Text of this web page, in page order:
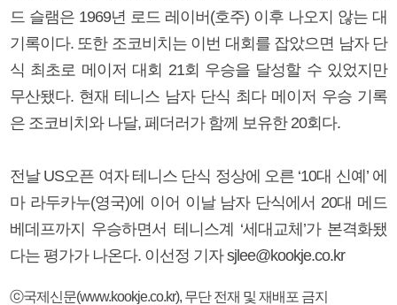
드 슬램은 1969년 로드 레이버(호주) 이후 나오지 않는 대
기록이다. 또한 조코비치는 이번 대회를 잡았으면 남자 단
식 최초로 메이저 대회 21회 우승을 달성할 수 있었지만
무산됐다. 현재 테니스 남자 단식 최다 메이저 우승 기록
은 조코비치와 나달, 페더러가 함께 보유한 20회다.
전날 US오픈 여자 테니스 단식 정상에 오른 ‘10대 신예’ 에
마 라두카누(영국)에 이어 이날 남자 단식에서 20대 메드
베데프까지 우승하면서 테니스계 ‘세대교체’가 본격화됐
다는 평가가 나온다. 이선정 기자 sjlee@kookje.co.kr
ⓒ국제신문(www.kookje.co.kr), 무단 전재 및 재배포 금지